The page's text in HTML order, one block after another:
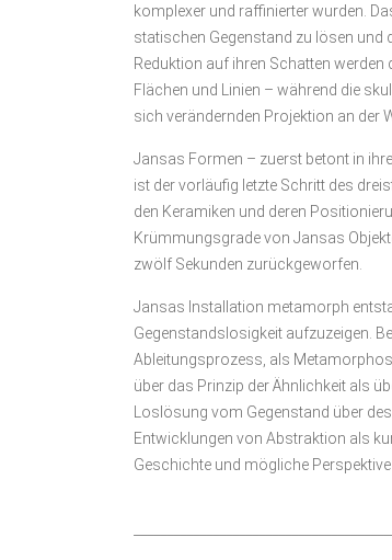
komplexer und raffinierter wurden.
statischen Gegenstand zu lösen und
Reduktion auf ihren Schatten
Flächen und Linien – während die
sich verändernden Projektion an der
Jansas Formen – zuerst betont in
ist der vorläufig letzte Schritt des
den Keramiken und deren
Krümmungsgrade von Jansas
zwölf Sekunden zurückgeworfen.
Jansas Installation metamorph
Gegenstandslosigkeit aufzuzeigen.
Ableitungsprozess, als
über das Prinzip der Ähnlichkeit als
Loslösung vom Gegenstand über
Entwicklungen von Abstraktion als
Geschichte und mögliche